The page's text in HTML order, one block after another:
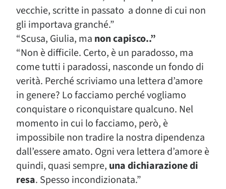
vecchie, scritte in passato a donne di cui non
gli importava granché.”
“Scusa, Giulia, ma non capisco..”
“Non è difficile. Certo, è un paradosso, ma
come tutti i paradossi, nasconde un fondo di
verità. Perché scriviamo una lettera d’amore
in genere? Lo facciamo perché vogliamo
conquistare o riconquistare qualcuno. Nel
momento in cui lo facciamo, però, è
impossibile non tradire la nostra dipendenza
dall’essere amato. Ogni vera lettera d’amore è
quindi, quasi sempre, una dichiarazione di
resa. Spesso incondizionata.”